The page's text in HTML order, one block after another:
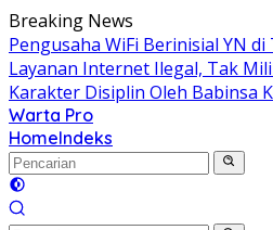
Langsung
ke
konten
Breaking News
Pengusaha WiFi Berinisial YN
Layanan Internet Ilegal, Tak
Karakter Disiplin Oleh Babinsa
Warta Pro
Akurat
dan
Terpercaya
HomeIndeks